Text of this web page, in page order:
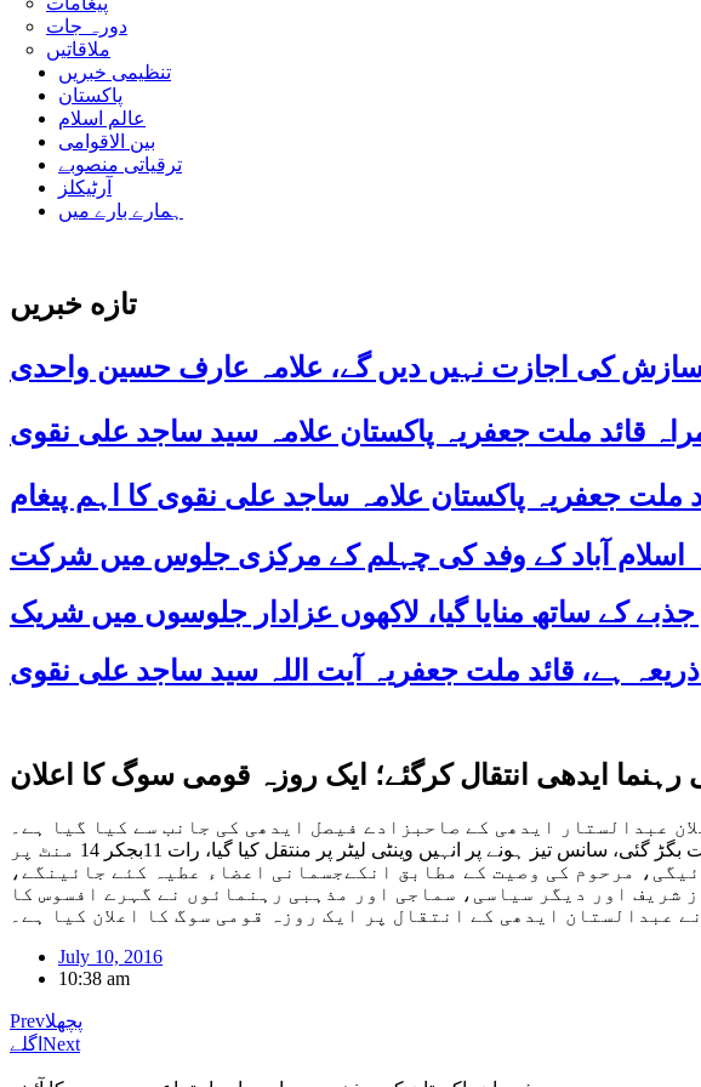
دورہ جات
ملاقاتیں
تنظیمی خبریں
پاکستان
عالم اسلام
بین الاقوامی
ترقیاتی منصوبے
آرٹیکلز
ہمارے بارے میں
تازه خبریں
کی اجازت نہیں دیں گے، علامہ عارف حسین واحدی
قائد ملت جعفریہ پاکستان علامہ سید ساجد علی نقوی
اسلام آباد کے وفد کی چہلم کے مرکزی جلوس میں شرکت
ایدھی انتقال کرگئے؛ ایک روزہ قومی سوگ کا اعلان
عبدالستار ایدھی کے صاحبزادے فیصل ایدھی کی جانب سے کیا گیا ہے۔
88سالہ ایدھی گردے فیل ہوجانے کے سبب ایس آئی یو ٹی میں زیر علاج تھے، جمعہ کو ڈائلیسز کے دوران طبیعت بگڑ گئی، سانس تیز ہونے پر انہیں وینٹی لیٹر پر منتقل کیا گیا، رات 11بجکر 14 منٹ پر
مرحوم کی وصیت کے مطابق انکےجسمانی اعضاء عطیہ کئے جائینگے،
اور دیگر سیاسی، سماجی اور مذہبی رہنمائوں نے گہرے افسوس کا
عبدالستان ایدھی کے انتقال پر ایک روزہ قومی سوگ کا اعلان کیا ہے۔
July 10, 2016
10:38 am
Prevپچھلا
اگلے Next